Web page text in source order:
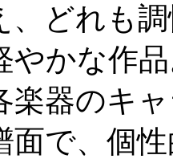
、どれも
やかな作
器のキ
面で、個